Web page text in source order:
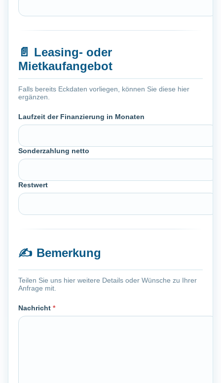
📄 Leasing- oder
Mietkaufangebot
Falls bereits Eckdaten vorliegen, können Sie diese hier
ergänzen.
Laufzeit der Finanzierung in Monaten
Sonderzahlung netto
Restwert
✍️ Bemerkung
Teilen Sie uns hier weitere Details oder Wünsche zu Ihrer
Anfrage mit.
Nachricht *